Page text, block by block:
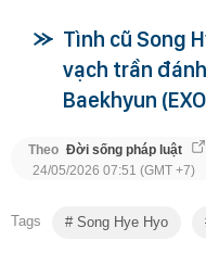
Tình cũ Song
vạch trần
Baekhyun
Theo Đời sống pháp luật
24/05/2026 07:51 (GMT +7)
Tags Song Hye Hyo